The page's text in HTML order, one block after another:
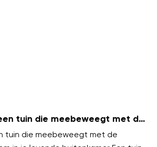
tuin die meebeweegt met de
tuin die meebeweegt met de